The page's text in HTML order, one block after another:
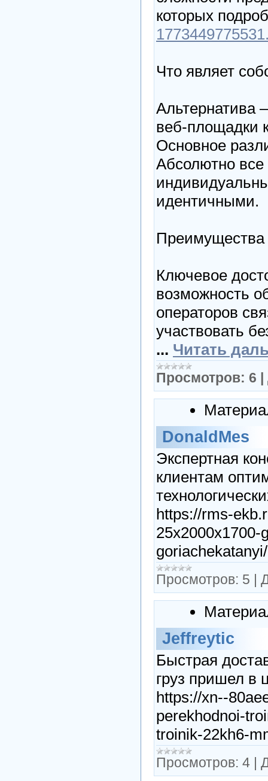
которых
Что являет
Альтернатива
веб-площадки
Основное
Абсолютно
идентичными.
Преимущества
Ключевое
возможность
операторов
участвовать
... Читать
Просмотров: 6 |
DonaldMes
Экспертная
клиентам
https://rms-
25x2000x1700-
goriachekatanyi/
Просмотров: 5 |
Jeffreytic
Быстрая
груз пришел в
https://xn--
perekhodnoi-
troinik-22kh6-
Просмотров: 4 |